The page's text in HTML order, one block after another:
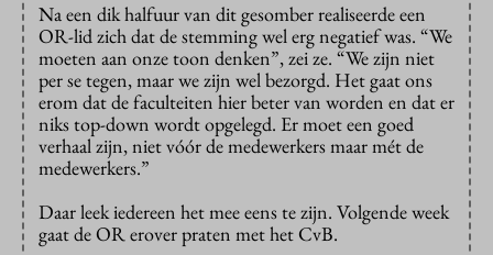
Na een dik halfuur van dit gesomber realiseerde een
OR-lid zich dat de stemming wel erg negatief was. “We
moeten aan onze toon denken”, zei ze. “We zijn niet
per se tegen, maar we zijn wel bezorgd. Het gaat ons
erom dat de faculteiten hier beter van worden en dat er
niks top-down wordt opgelegd. Er moet een goed
verhaal zijn, niet vóór de medewerkers maar mét de
medewerkers.”
Daar leek iedereen het mee eens te zijn. Volgende week
gaat de OR erover praten met het CvB.